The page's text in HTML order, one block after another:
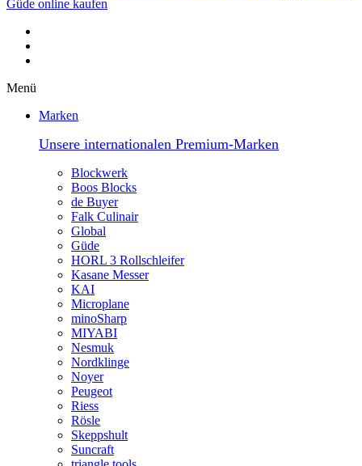
Menü
Marken
Unsere internationalen Premium-Marken
Blockwerk
Boos Blocks
de Buyer
Falk Culinair
Global
Güde
HORL 3 Rollschleifer
Kasane Messer
KAI
Microplane
minoSharp
MIYABI
Nesmuk
Nordklinge
Noyer
Peugeot
Riess
Rösle
Skeppshult
Suncraft